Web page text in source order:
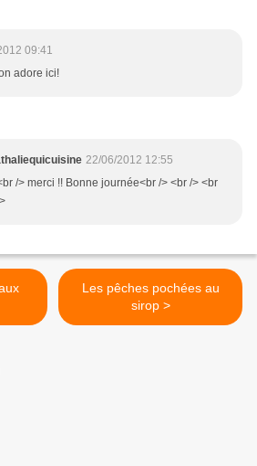
09:41
adore ici!
22/06/2012 12:55
/> merci !! Bonne journée<br /> <br /> <br
Les pêches pochées au
sirop >